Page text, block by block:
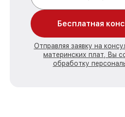
Бесплатная
Отправляя заявку на
материнских плат, Вы
обработку